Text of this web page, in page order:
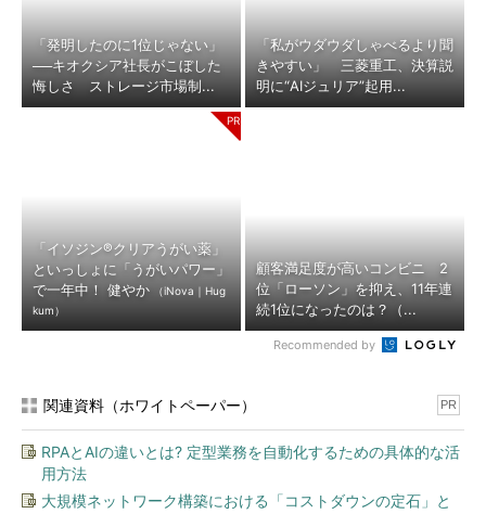
「発明したのに1位じゃない」
──キオクシア社長がこぼした
悔しさ ストレージ市場制...
「私がウダウダしゃべるより聞
きやすい」 三菱重工、決算説
明に“AIジュリア”起用...
「イソジン®クリアうがい薬」
といっしょに「うがいパワー」
で一年中！ 健やか
（iNova｜Hug
kum）
顧客満足度が高いコンビニ 2
位「ローソン」を抑え、11年連
続1位になったのは？（...
Recommended by
関連資料（ホワイトペーパー） PR
RPAとAIの違いとは? 定型業務を自動化するための具体的な活
用方法
大規模ネットワーク構築における「コストダウンの定石」と